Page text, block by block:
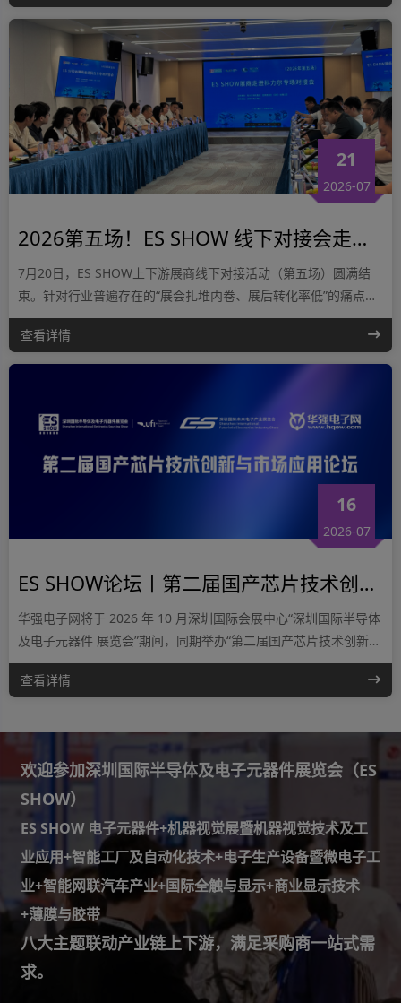
21
2026-07
2026第五场！ES SHOW 线下对接会走进科力尔电机集团圆满结束
7月20日，ES SHOW上下游展商线下对接活动（第五场）圆满结
束。针对行业普遍存在的“展会扎堆内卷、展后转化率低”的痛点，
帮助展商突破传统参展模式，本次活动打破传统参展局限，组织展
商实地走访国内电机龙头制造企业——科力尔电机集团
查看详情
16
2026-07
ES SHOW论坛丨第二届国产芯片技术创新与市场应用论坛
华强电子网将于 2026 年 10 月深圳国际会展中心“深圳国际半导体
及电子元器件 展览会”期间，同期举办“第二届国产芯片技术创新与
市场应用论坛”。本届论坛聚焦“国 产芯片与 AI 融合创新”这一核心
主旨，汇聚全产业链企业与专家学者，深度探讨国产芯片 在 AI 时
交流与合作平台。
查看详情
欢迎参加深圳国际半导体及电子元器件展览会（ES
SHOW）
ES SHOW 电子元器件+机器视觉展暨机器视觉技术及工
业应用+智能工厂及自动化技术+电子生产设备暨微电子工
业+智能网联汽车产业+国际全触与显示+商业显示技术
+薄膜与胶带
八大主题联动产业链上下游，满足采购商一站式需
求。